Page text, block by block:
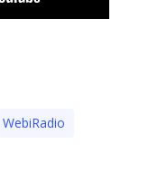
WebiRadio